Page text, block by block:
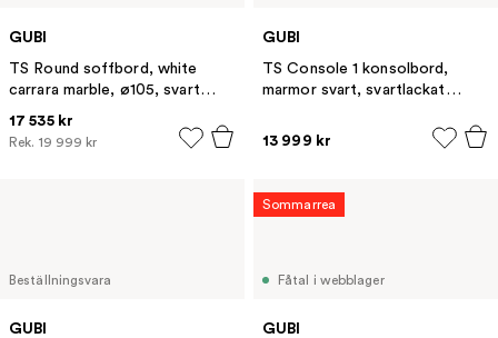
GUBI
TS Round soffbord, white
carrara marble, ø105, svart
17 535 kr
Rek. 19 999 kr
GUBI
TS Console 1 konsolbord,
marmor svart, svartlackat
13 999 kr
Beställningsvara
GUBI
Fåtal i webblager
GUBI
Sommarrea